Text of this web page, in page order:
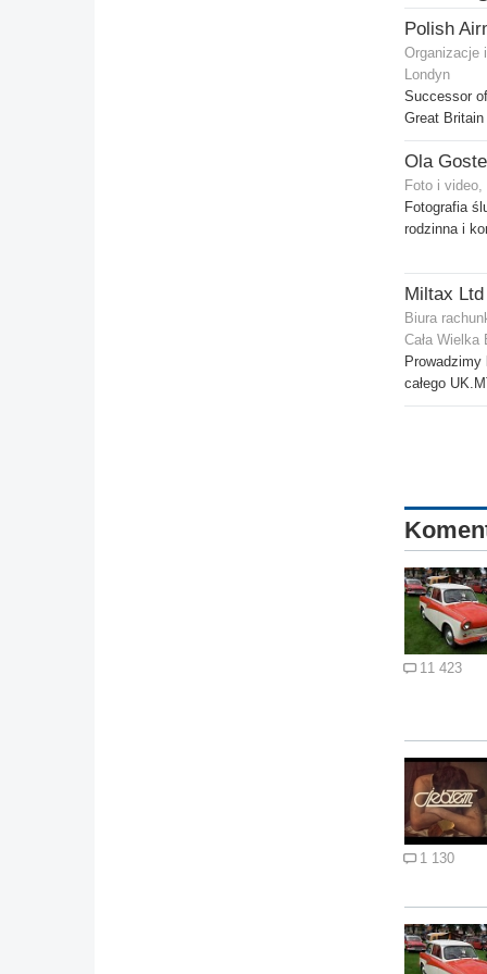
Organizacje
Londyn
Successor
Great Britain
Foto i video,
Fotografia
rodzinna i
Miltax Ltd
Biura
Cała Wielka
całego
11 423
1 130